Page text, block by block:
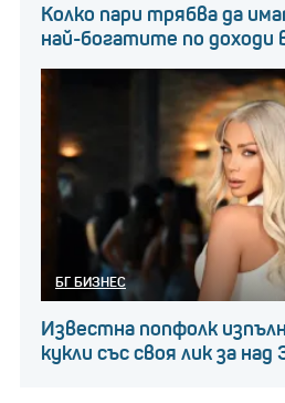
Колко пари трябва да
най-богатите по доходи
БГ БИЗНЕС
Известна попфолк
кукли със своя лик за над